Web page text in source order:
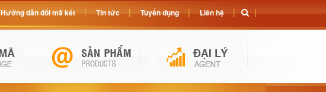
Hướng dẫn đổi mã két Tin tức Tuyển dụng Liên hệ